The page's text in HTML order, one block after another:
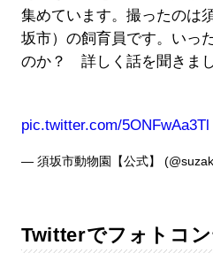
集めています。撮ったのは
坂市）の飼育員です。いっ
のか？ 詳しく話を聞きまし
pic.twitter.com/5ONFwAa3Tl
— 須坂市動物園【公式】
Twitterでフォトコン